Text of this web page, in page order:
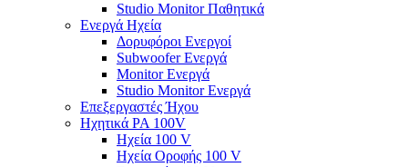
Studio Monitor Παθητικά
Ενεργά Ηχεία
Δορυφόροι Ενεργοί
Subwoofer Ενεργά
Monitor Ενεργά
Studio Monitor Ενεργά
Επεξεργαστές Ήχου
Ηχητικά PA 100V
Ηχεία 100 V
Ηχεία Οροφής 100 V